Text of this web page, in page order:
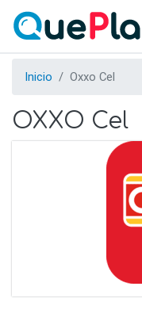
Inicio Oxxo Cel
OXXO Cel